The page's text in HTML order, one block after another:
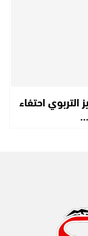
احتفاء